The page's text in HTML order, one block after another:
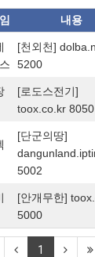
내용
[천외천]
5200
[로도스전기]
toox.co.kr 8050
[단군의땅]
5002
[안개무한]
5000
1